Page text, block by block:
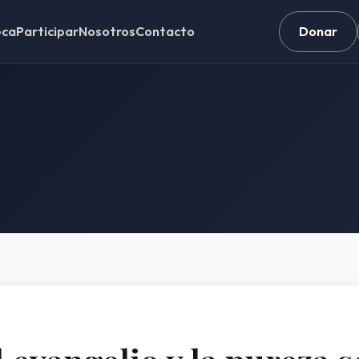
ParticiparNosotrosContacto Donar